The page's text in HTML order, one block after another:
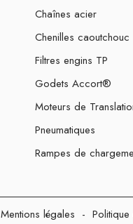
Chaînes acier
Chenilles caoutchouc
Filtres engins TP
Godets Accort®
Moteurs de
Pneumatiques
Rampes de
Mentions légales -